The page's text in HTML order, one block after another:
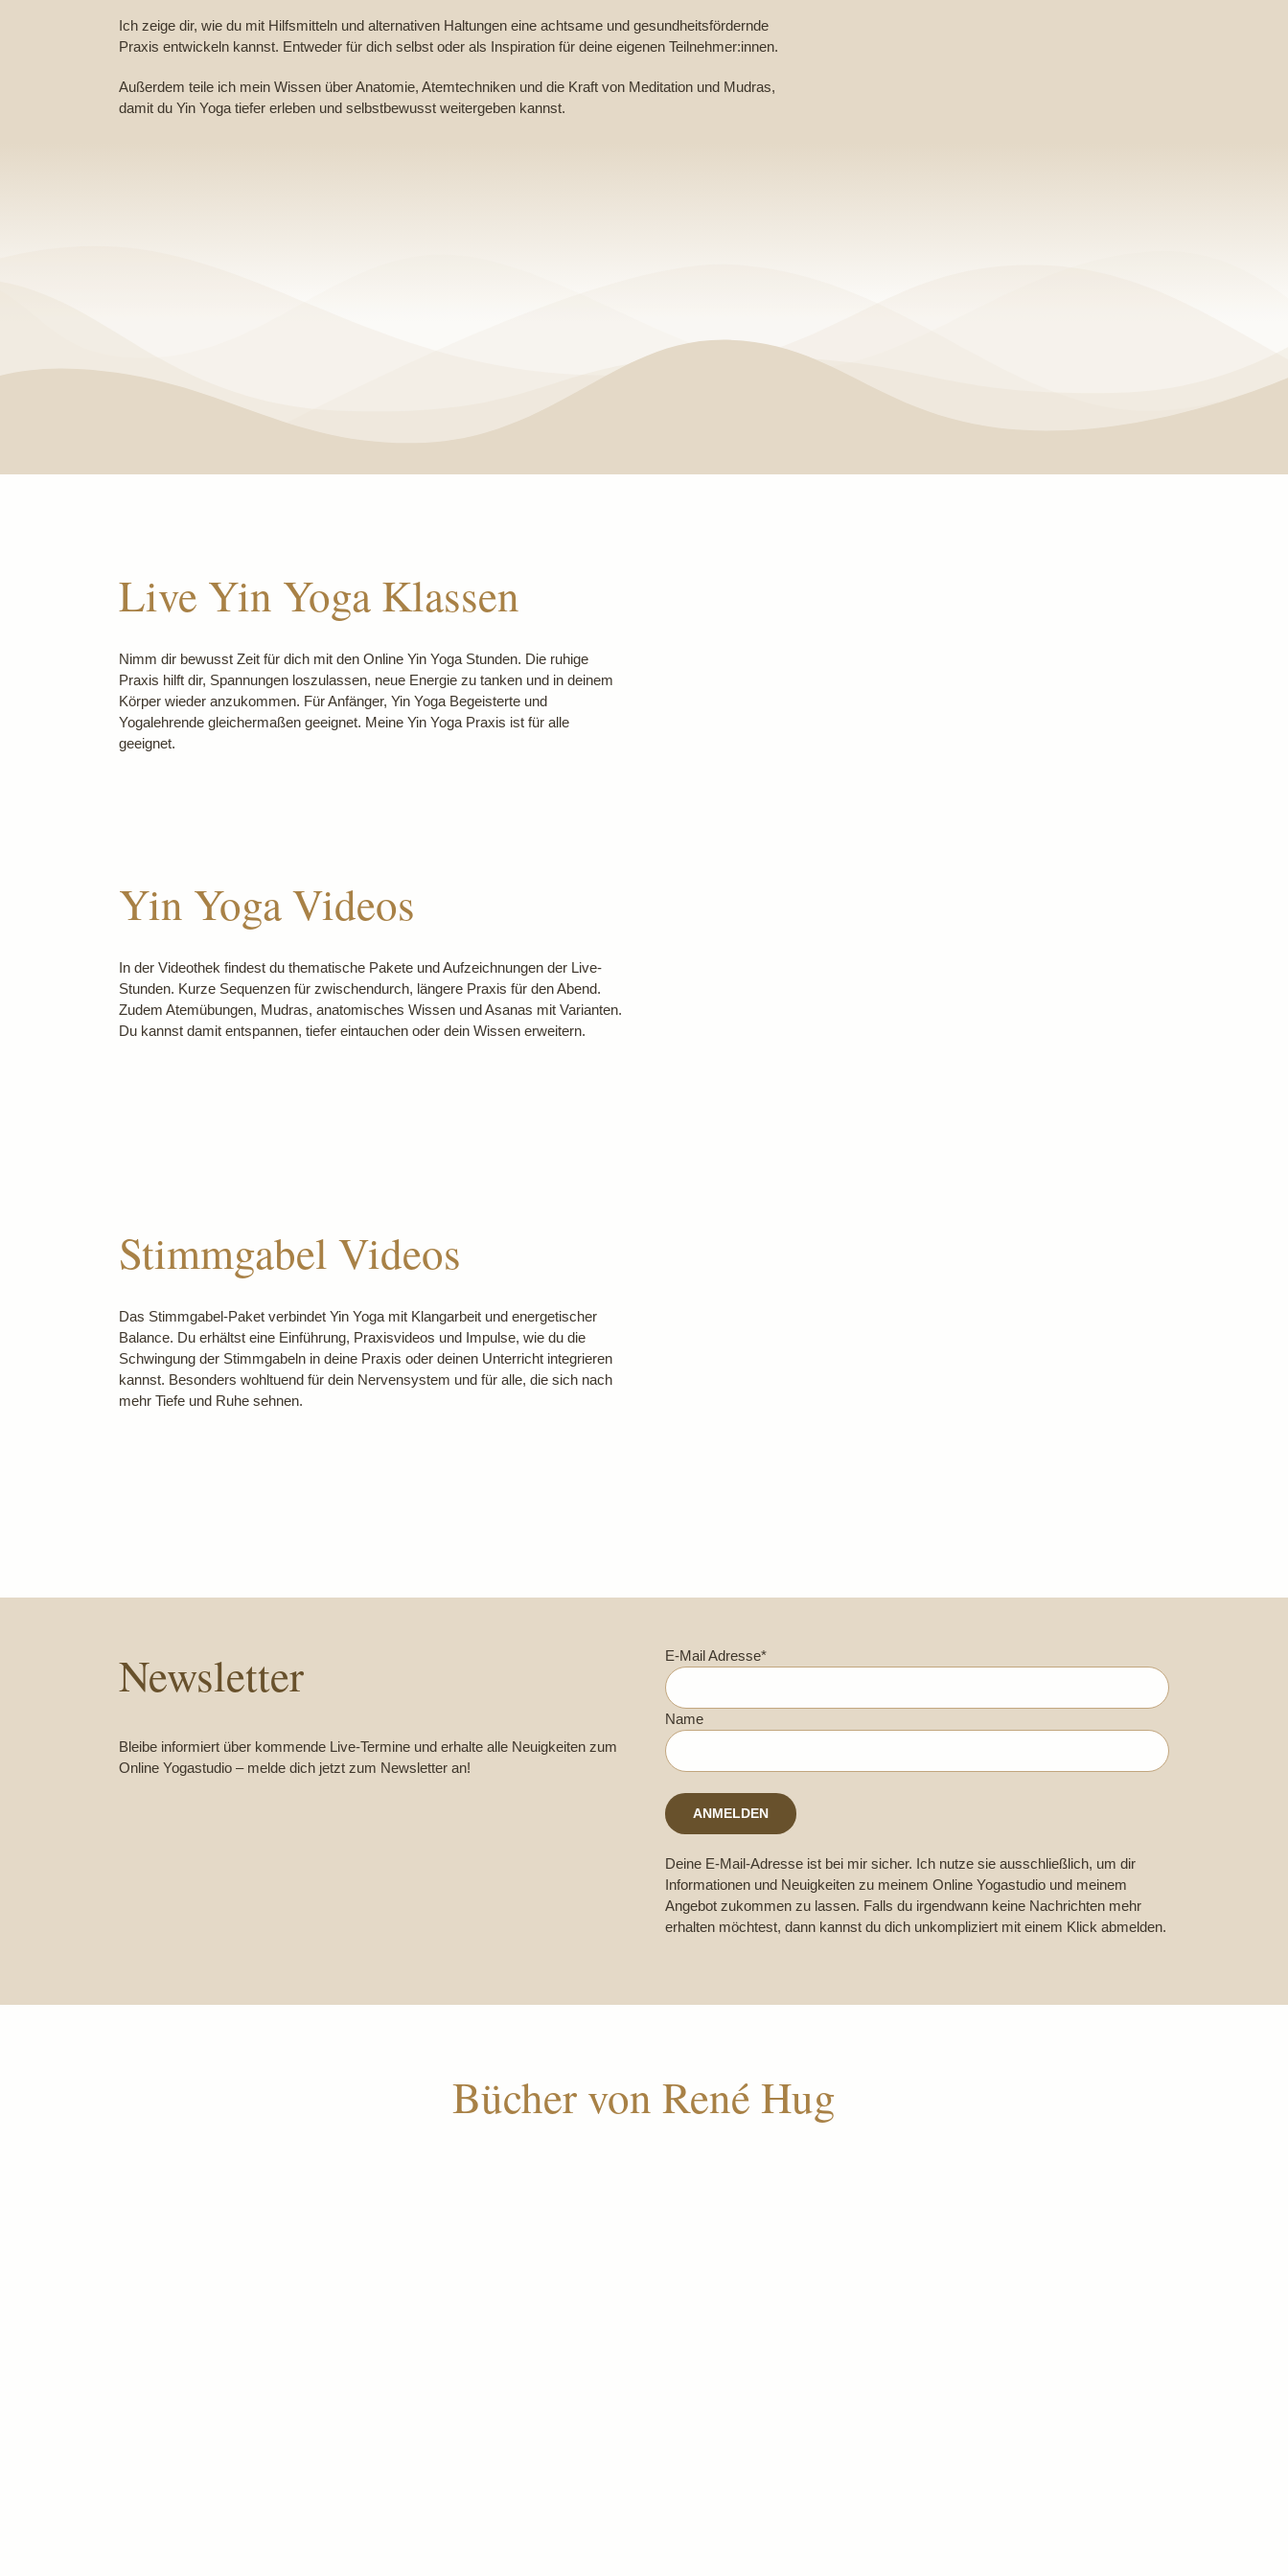
Ich zeige dir, wie du mit Hilfsmitteln und alternativen Haltungen eine achtsame und gesundheitsfördernde
Praxis entwickeln kannst. Entweder für dich selbst oder als Inspiration für deine eigenen Teilnehmer:innen.
Außerdem teile ich mein Wissen über Anatomie, Atemtechniken und die Kraft von Meditation und Mudras,
damit du Yin Yoga tiefer erleben und selbstbewusst weitergeben kannst.
Live Yin Yoga Klassen
Nimm dir bewusst Zeit für dich mit den Online Yin Yoga Stunden. Die ruhige
Praxis hilft dir, Spannungen loszulassen, neue Energie zu tanken und in deinem
Körper wieder anzukommen. Für Anfänger, Yin Yoga Begeisterte und
Yogalehrende gleichermaßen geeignet. Meine Yin Yoga Praxis ist für alle
geeignet.
Yin Yoga Videos
In der Videothek findest du thematische Pakete und Aufzeichnungen der Live-
Stunden. Kurze Sequenzen für zwischendurch, längere Praxis für den Abend.
Zudem Atemübungen, Mudras, anatomisches Wissen und Asanas mit Varianten.
Du kannst damit entspannen, tiefer eintauchen oder dein Wissen erweitern.
Stimmgabel Videos
Das Stimmgabel-Paket verbindet Yin Yoga mit Klangarbeit und energetischer
Balance. Du erhältst eine Einführung, Praxisvideos und Impulse, wie du die
Schwingung der Stimmgabeln in deine Praxis oder deinen Unterricht integrieren
kannst. Besonders wohltuend für dein Nervensystem und für alle, die sich nach
mehr Tiefe und Ruhe sehnen.
Newsletter
Bleibe informiert über kommende Live-Termine und erhalte alle Neuigkeiten zum
Online Yogastudio – melde dich jetzt zum Newsletter an!
E-Mail Adresse*
Name
Deine E-Mail-Adresse ist bei mir sicher. Ich nutze sie ausschließlich, um dir
Informationen und Neuigkeiten zu meinem Online Yogastudio und meinem
Angebot zukommen zu lassen. Falls du irgendwann keine Nachrichten mehr
erhalten möchtest, dann kannst du dich unkompliziert mit einem Klick abmelden.
Bücher von René Hug